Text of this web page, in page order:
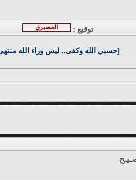
توقيع : الخضيري
[حسبي الله وكفى.. ليس وراء الله